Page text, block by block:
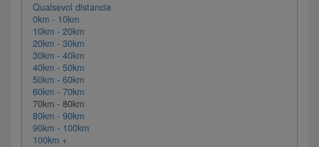
Qualsevol distancia
0km - 10km
10km - 20km
20km - 30km
30km - 40km
40km - 50km
50km - 60km
60km - 70km
70km - 80km
80km - 90km
90km - 100km
100km +